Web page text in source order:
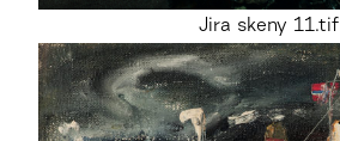
Jira skeny 11.tif